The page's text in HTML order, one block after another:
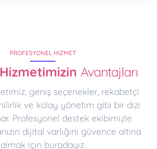
PROFESYONEL HIZMET
Avantajları
geniş seçenekler, rekabetçi
ve kolay yönetim gibi bir dizi
Profesyonel destek ekibimizle
dijital varlığını güvence altına
almak için buradayız.